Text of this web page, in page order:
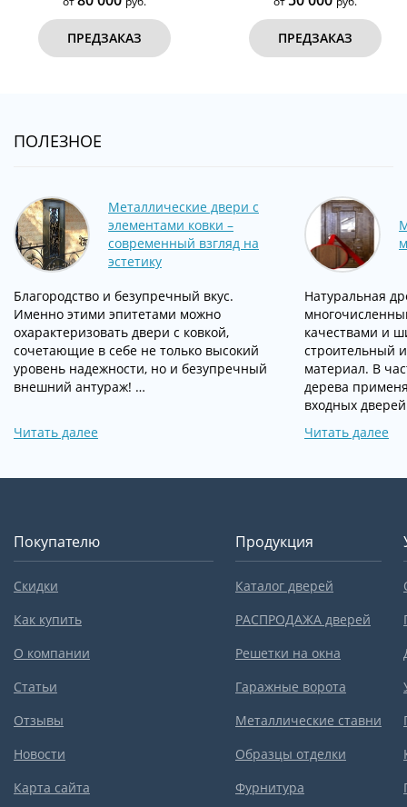
ПРЕДЗАКАЗ ПРЕДЗАКАЗ
ПОЛЕЗНОЕ
Металлические двери с
элементами ковки –
современный взгляд на
эстетику
Благородство и безупречный вкус.
Именно этими эпитетами можно
охарактеризовать двери с ковкой,
сочетающие в себе не только высокий
уровень надежности, но и безупречный
внешний антураж! …
Читать далее
Натуральная
качествами и
строительный
материал. В
дерева
входных
Читать далее
Покупателю
Скидки
Как купить
О компании
Статьи
Отзывы
Новости
Карта сайта
Продукция
Каталог дверей
РАСПРОДАЖА дверей
Решетки на окна
Гаражные ворота
Металлические ставни
Образцы отделки
Фурнитура